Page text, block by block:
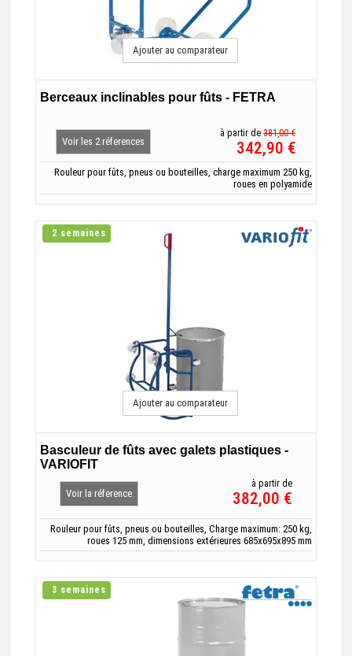
Berceaux inclinables pour fûts - FETRA
Voir les 2 réferences
à partir de 381,00 €
342,90 €
Rouleur pour fûts, pneus ou bouteilles, charge maximum 250 kg,
roues en polyamide
Ajouter au comparateur
2 semaines
Basculeur de fûts avec galets plastiques -
VARIOFIT
Voir la réference
à partir de
382,00 €
Rouleur pour fûts, pneus ou bouteilles, Charge maximum: 250 kg,
roues 125 mm, dimensions extérieures 685x695x895 mm
Ajouter au comparateur
3 semaines